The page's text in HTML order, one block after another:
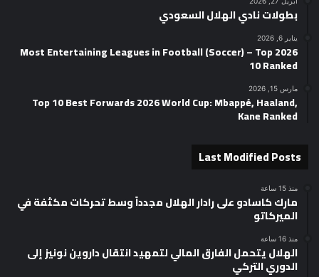
بطولات نادي الهلال السعودي
يناير 6, 2026
2026 Most Entertaining Leagues in Football (Soccer) – Top
10 Ranked
مارس 15, 2026
Top 10 Best Forwards 2026 World Cup: Mbappé, Haaland,
Kane Ranked
Last Modified Posts
منذ 15 ساعة
مارك كاسادو على رادار الهلال مجدداً وسط تحركات مكثفة في
الميركاتو
منذ 16 ساعة
الهلال يتحمل الفارق المالي لتمهيد انتقال داروين نونيز إلى
الدوري التركي